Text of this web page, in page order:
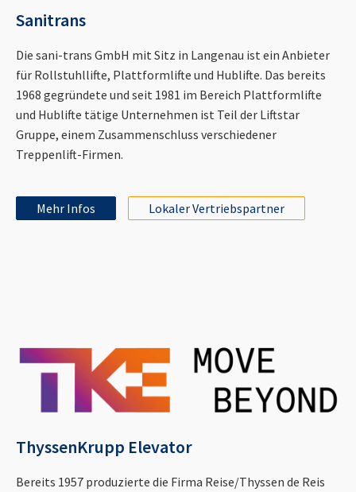
Sanitrans
Die sani-trans GmbH mit Sitz in Langenau ist ein Anbieter
für Rollstuhllifte, Plattformlifte und Hublifte. Das bereits
1968 gegründete und seit 1981 im Bereich Plattformlifte
und Hublifte tätige Unternehmen ist Teil der Liftstar
Gruppe, einem Zusammenschluss verschiedener
Treppenlift-Firmen.
Mehr Infos Lokaler Vertriebspartner
ThyssenKrupp Elevator
Bereits 1957 produzierte die Firma Reise/Thyssen de Reis